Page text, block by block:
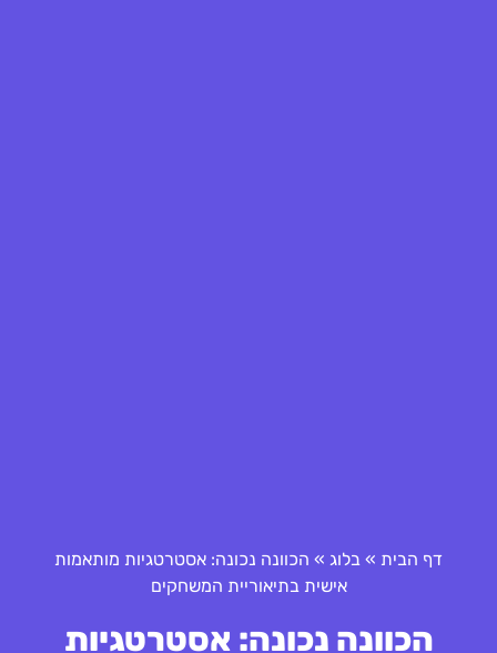
דף הבית » בלוג » הכוונה נכונה: אסטרטגיות מותאמות
אישית בתיאוריית המשחקים
הכוונה נכונה: אסטרטגיות